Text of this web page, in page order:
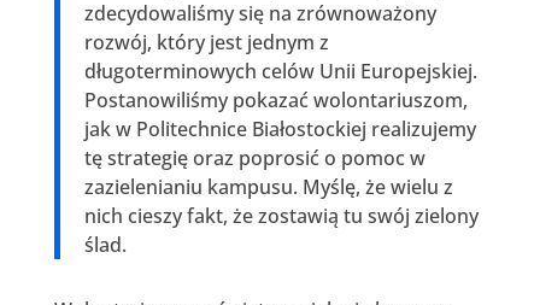
zdecydowaliśmy się na zrównoważony
rozwój, który jest jednym z
długoterminowych celów Unii Europejskiej.
Postanowiliśmy pokazać wolontariuszom,
jak w Politechnice Białostockiej realizujemy
tę strategię oraz poprosić o pomoc w
zazielenianiu kampusu. Myślę, że wielu z
nich cieszy fakt, że zostawią tu swój zielony
ślad.